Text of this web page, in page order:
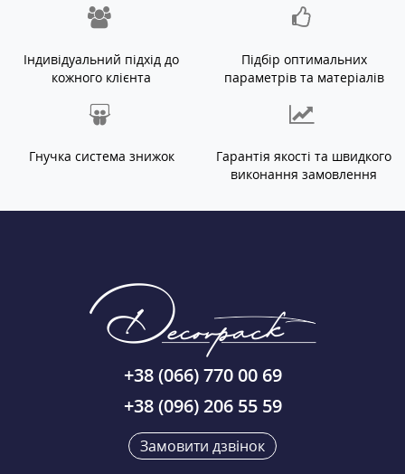
Індивідуальний підхід до
кожного клієнта
Підбір оптимальних
параметрів та матеріалів
Гнучка система знижок
Гарантія якості та швидкого
виконання замовлення
+38 (066) 770 00 69
+38 (096) 206 55 59
Замовити дзвінок